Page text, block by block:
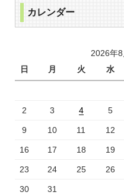
カレンダー
2026年8
日
月 火 水
2 3 4 5
9 10 11 12
16 17 18 19
23 24 25 26
30 31